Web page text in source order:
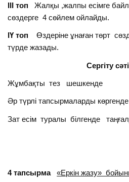
ІІІ топ Жалқы ,жалпы есімге
сөздерге 4 сөйлем ойлайды.
ІҮ топ Өздеріне ұнаған төрт
түрде жазады.
Сергіту
Жұмбақты тез
Әр түрлі тапсырмаларды
Зат есім туралы білгенде
4 тапсырма
«Еркін жазу»